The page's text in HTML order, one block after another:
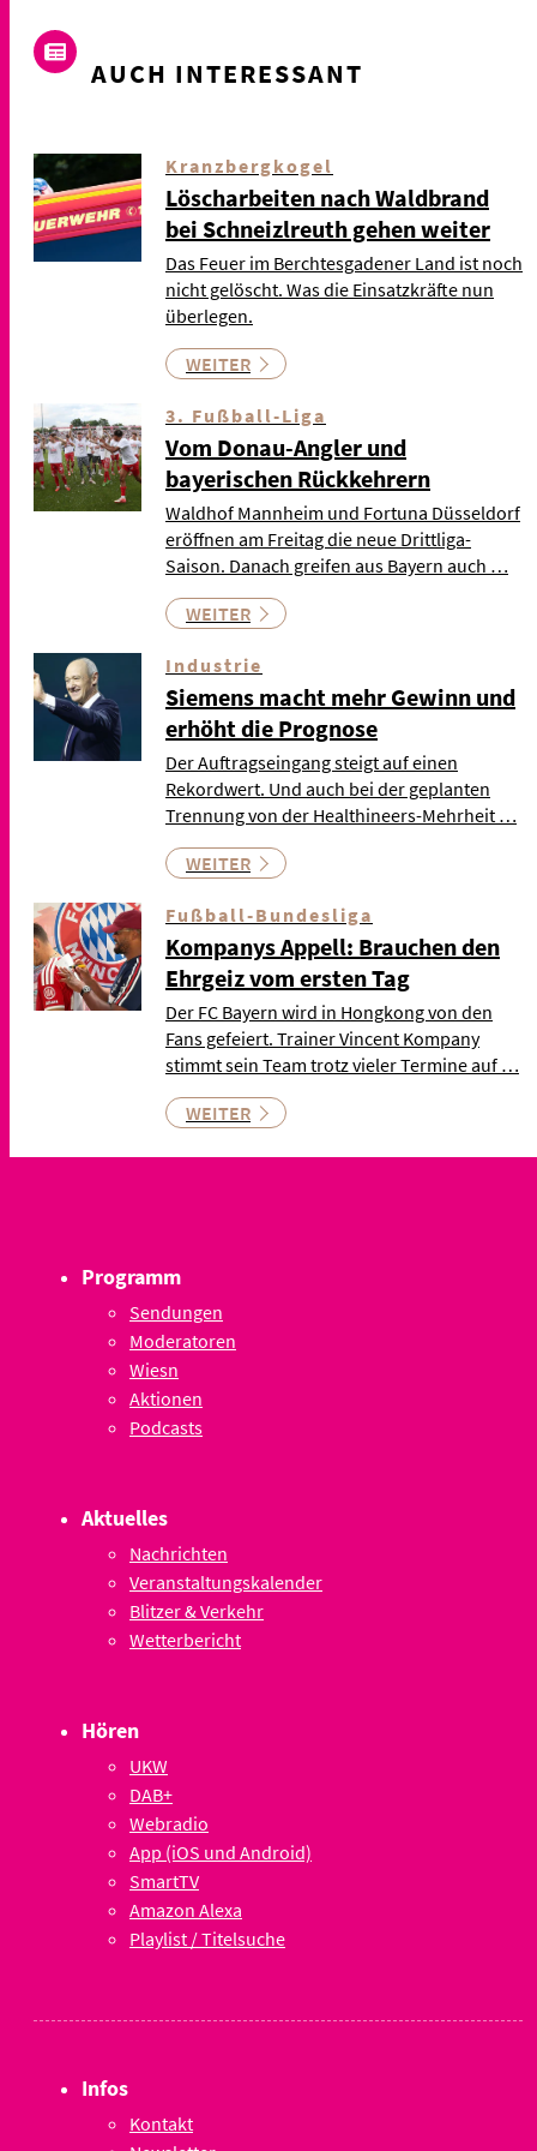
AUCH INTERESSANT
Kranzbergkogel
Löscharbeiten nach Waldbrand
bei Schneizlreuth gehen weiter
Das Feuer im Berchtesgadener Land ist noch
nicht gelöscht. Was die Einsatzkräfte nun
überlegen.
WEITER
3. Fußball-Liga
Vom Donau-Angler und
bayerischen Rückkehrern
Waldhof Mannheim und Fortuna Düsseldorf
eröffnen am Freitag die neue Drittliga-
Saison. Danach greifen aus Bayern auch …
WEITER
Industrie
Siemens macht mehr Gewinn und
erhöht die Prognose
Der Auftragseingang steigt auf einen
Rekordwert. Und auch bei der geplanten
Trennung von der Healthineers-Mehrheit …
WEITER
Fußball-Bundesliga
Kompanys Appell: Brauchen den
Ehrgeiz vom ersten Tag
Der FC Bayern wird in Hongkong von den
Fans gefeiert. Trainer Vincent Kompany
stimmt sein Team trotz vieler Termine auf …
WEITER
Programm
Sendungen
Moderatoren
Wiesn
Aktionen
Podcasts
Aktuelles
Nachrichten
Veranstaltungskalender
Blitzer & Verkehr
Wetterbericht
Hören
UKW
DAB+
Webradio
App (iOS und Android)
SmartTV
Amazon Alexa
Playlist / Titelsuche
Infos
Kontakt